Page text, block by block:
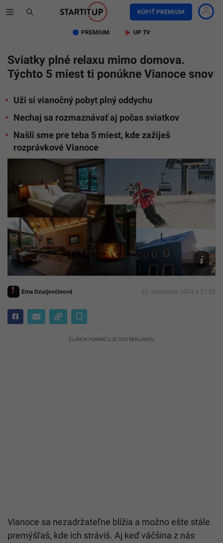
KÚPIŤ PREMIUM
PREMIUM UP TV
Sviatky plné relaxu mimo domova.
Týchto 5 miest ti ponúkne Vianoce snov
Uži si vianočný pobyt plný oddychu
Nechaj sa rozmaznávať aj počas sviatkov
Našli sme pre teba 5 miest, kde zažiješ
rozprávkové Vianoce
Hotel
Ema Dzurjovčinová 23. decembra 2024 o 21:20
ČLÁNOK POKRAČUJE POD REKLAMOU
Vianoce sa nezadržateľne blížia a možno ešte stále
premýšľaš, kde ich stráviš. Aj keď väčšina z nás